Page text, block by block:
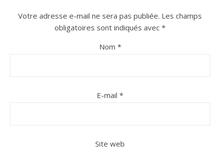
sur Instagram
sur Instagram
Votre adresse e-mail ne sera pas publiée. Les champs
obligatoires sont indiqués avec *
Nom *
E-mail *
Site web